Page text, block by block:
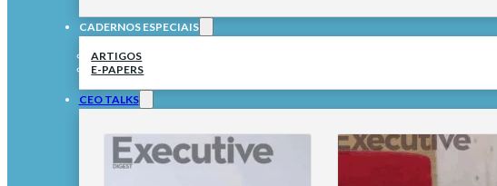
CADERNOS ESPECIAIS
ARTIGOS
E-PAPERS
CEO TALKS